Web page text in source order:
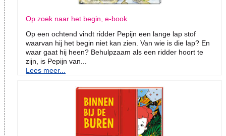
Op zoek naar het begin, e-book
Op een ochtend vindt ridder Pepijn een lange lap stof
waarvan hij het begin niet kan zien. Van wie is die lap? En
waar gaat hij heen? Behulpzaam als een ridder hoort te
zijn, is Pepijn van...
Lees meer...